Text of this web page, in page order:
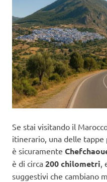
Se stai visitando il
itinerario, una delle tappe
è sicuramente
è di circa 200 chilometri
suggestivi che cambiano